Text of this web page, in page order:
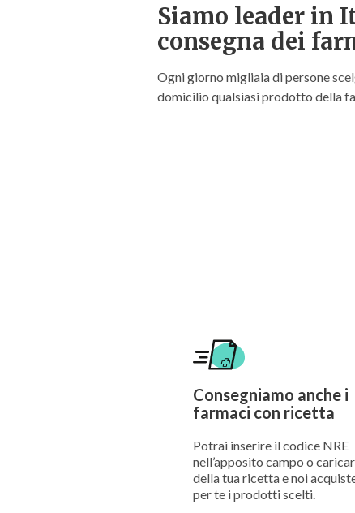
Siamo leader in
consegna dei
Ogni giorno migliaia di persone
domicilio qualsiasi prodotto della
Consegniamo anche i
farmaci con ricetta
Potrai inserire il codice NRE
nell’apposito campo o
della tua ricetta e noi
per te i prodotti scelti.